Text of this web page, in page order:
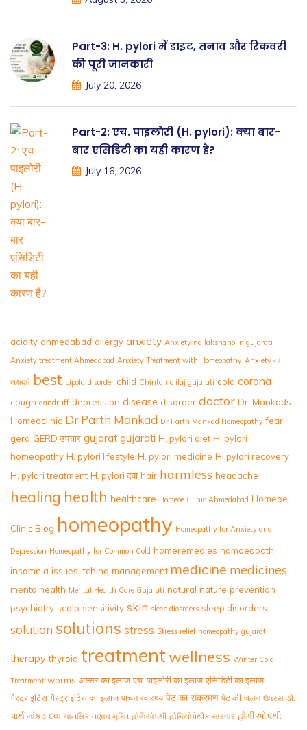
Part-3: H. pylori में डाइट, तनाव और रिकवरी
की पूरी जानकारी
July 20, 2026
Part-2: एच. पाइलोरी (H. pylori): क्या बार-
बार एसिडिटी का यही कारण है?
July 16, 2026
acidity ahmedabad allergy anxiety Anxiety na lakshano in gujarati
Anxiety treatment Ahmedabad Anxiety Treatment with Homeopathy Anxiety ના
લક્ષણો best bipolardisorder child Chinta no ilaj gujarati cold corona
cough dandruff depression disease disorder doctor Dr. Mankads
Homeoclinic Dr Parth Mankad Dr Parth Mankad Homeopathy fear
gerd GERD उपचार gujarat gujarati H. pylori diet H. pylori
homeopathy H. pylori lifestyle H. pylori medicine H. pylori recovery
H. pylori treatment H. pylori दवा hair harmless headache
healing health healthcare Homeoe Clinic Ahmedabad Homeoe
Clinic Blog homeopathy Homeopathy for Anxiety and
Depression Homeopathy for Common Cold homeremedies homoeopath
insomnia issues itching management medicine medicines
mentalhealth Mental Health Care Gujarati natural nature prevention
psychiatry scalp sensitivity skin sleep diosrders sleep disorders
solution solutions stress Stress relief homeopathy gujarati
therapy thyroid treatmentwellness Winter Cold
Treatment worms अल्सर का इलाज एच. पाइलोरी का इलाज एसिडिटी का इलाज
गैस्ट्राइटिस गैस्ट्राइटिस का इलाज पाचन स्वास्थ्य पेट का संक्रमण पेट की जलन ઉધરસ ડૉ.
પાર્થ માંકડ દવા માનસિક તણાવ મુક્તિ હોમિયોપથી હોમિયોપેથીક સારવાર હોમીઓપથી